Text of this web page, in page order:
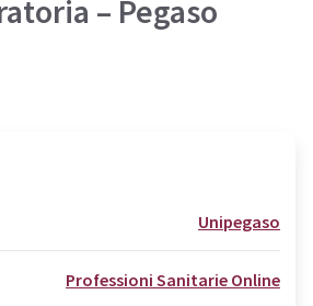
– Pegaso
Unipegaso
Professioni Sanitarie Online